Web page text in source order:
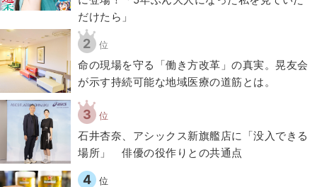
だけたら」
2 位
​命の現場を守る「働き方改革」の真実。晃友会
が示す持続可能な地域医療の道筋とは。
3 位
石井杏奈、アシックス新旗艦店に「没入できる
場所」 俳優の役作りとの共通点
4 位